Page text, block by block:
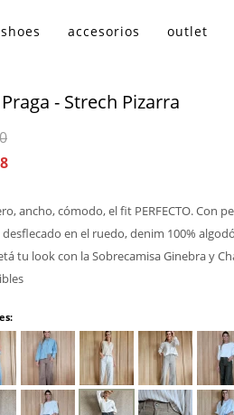
shoes accesorios outlet
Praga - Strech Pizarra
ancho, cómodo, el fit PERFECTO. Con
desflecado en el ruedo, denim 100%
tu look con la Sobrecamisa Ginebra y